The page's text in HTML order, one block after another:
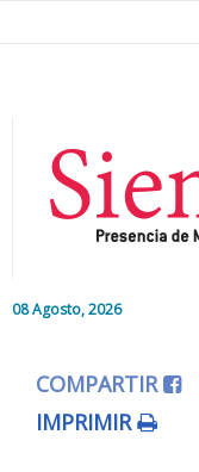
08 Agosto, 2026
Editorial
COMPARTIR
IMPRIMIR